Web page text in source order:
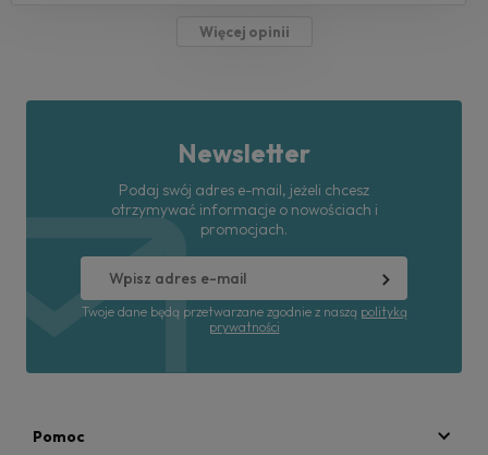
Więcej opinii
Newsletter
Podaj swój adres e-mail, jeżeli chcesz
otrzymywać informacje o nowościach i
promocjach.
Twoje dane będą przetwarzane zgodnie z naszą polityką
prywatności
Pomoc